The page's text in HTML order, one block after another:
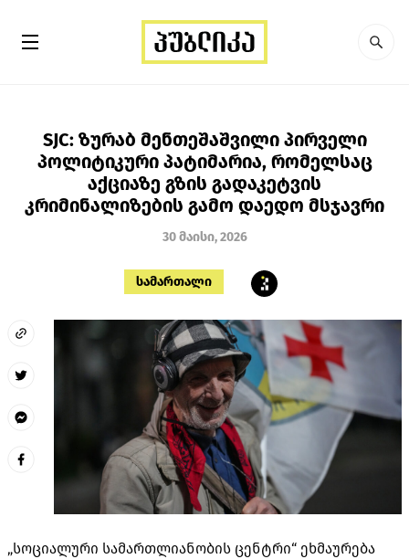
SJC: ზურაბ მენთეშაშვილი პირველი
პოლიტიკური პატიმარია, რომელსაც
აქციაზე გზის გადაკეტვის
კრიმინალიზების გამო დაედო მსჯავრი
30 მაისი, 2026
სამართალი
„სოციალური სამართლიანობის ცენტრი“ ეხმაურება